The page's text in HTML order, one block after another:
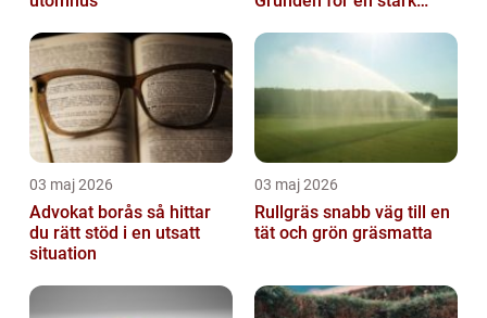
03 maj 2026
Advokat borås så hittar
du rätt stöd i en utsatt
situation
03 maj 2026
Rullgräs snabb väg till en
tät och grön gräsmatta